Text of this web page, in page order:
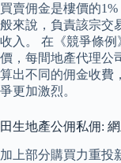
買賣佣金是樓價的
般來說，負責該宗交
收入。 在《競爭條
價，每間地產代理公
算出不同的佣金收費
爭更加激烈。
田生地產公佣私佣:
加上部分購買力重投